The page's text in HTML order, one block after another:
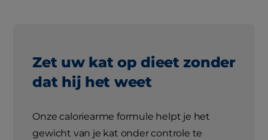
Zet uw kat op dieet zonder
dat hij het weet
Onze caloriearme formule helpt je het
gewicht van je kat onder controle te